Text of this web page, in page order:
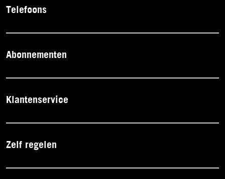
Telefoons
Abonnementen
Klantenservice
Zelf regelen